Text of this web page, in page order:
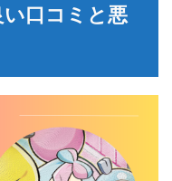
口コミと悪